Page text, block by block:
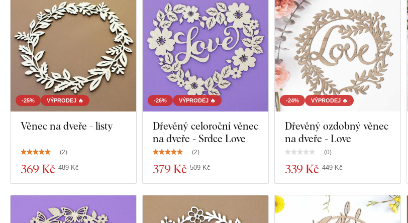
-25% VÝPRODEJ 🔥
Věnec na dveře - listy
(2)
369 Kč 489 Kč
-26% VÝPRODEJ 🔥
Dřevěný celoroční věnec
na dveře - Srdce Love
(2)
379 Kč 509 Kč
-24% VÝPRODEJ 🔥
Dřevěný ozdobný věnec
na dveře - Love
(0)
339 Kč 449 Kč